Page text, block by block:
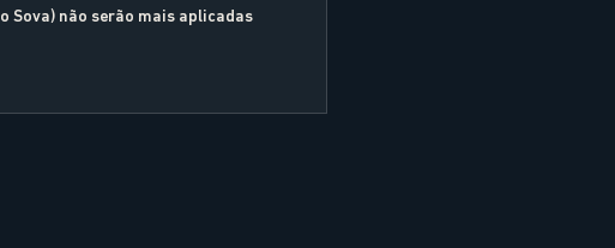
Sova) não serão mais aplicadas